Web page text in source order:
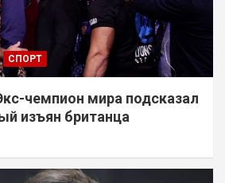
СПОРТ
чемпион мира подсказал
изъян британца